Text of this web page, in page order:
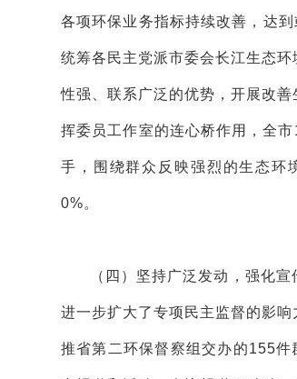
各项环保业务指标持续改善，达
统筹各民主党派市委会长江生态
性强、联系广泛的优势，开展改
挥委员工作室的连心桥作用，全
手，围绕群众反映强烈的生态环
0%。
（四）坚持广泛发动，强化
进一步扩大了专项民主监督的影
推省第二环保督察组交办的155